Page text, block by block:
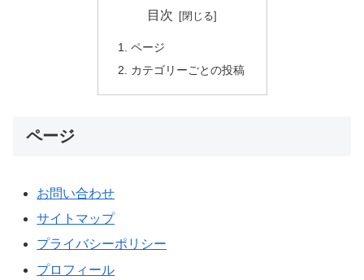
目次
ページ
カテゴリーごとの投稿
ページ
お問い合わせ
サイトマップ
プライバシーポリシー
プロフィール